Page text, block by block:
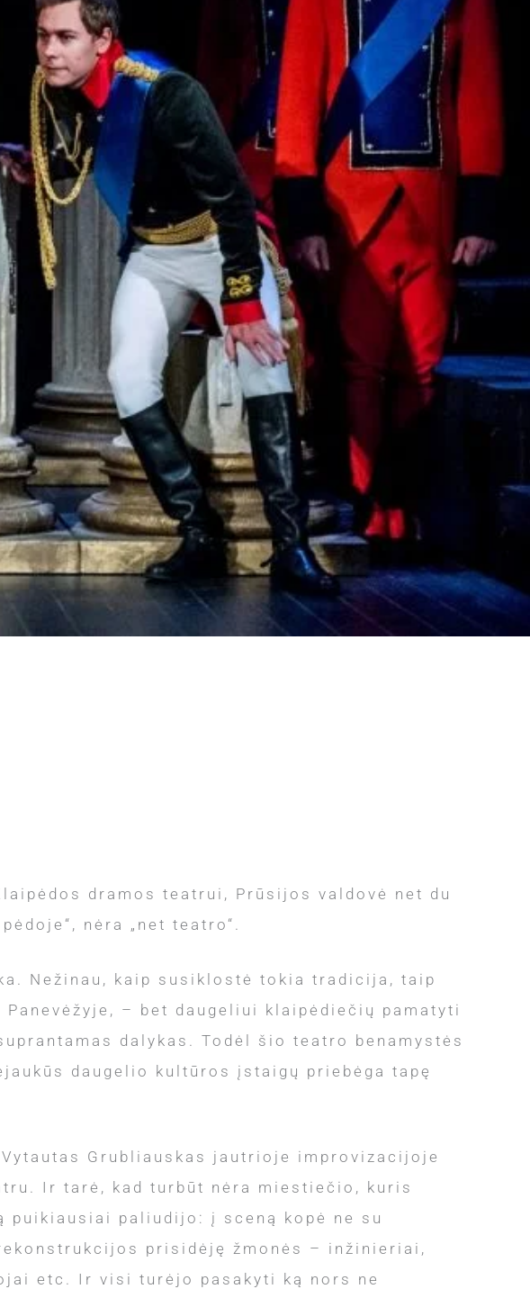
dramos teatrui, Prūsijos valdovė net du
nėra „net teatro“.
Nežinau, kaip susiklostė tokia tradicija, taip
– bet daugeliui klaipėdiečių pamatyti
dalykas. Todėl šio teatro benamystės
daugelio kultūros įstaigų priebėga tapę
Grubliauskas jautrioje improvizacijoje
Ir tarė, kad turbūt nėra miestiečio, kuris
paliudijo: į sceną kopė ne su
prisidėję žmonės – inžinieriai,
etc. Ir visi turėjo pasakyti ką nors ne